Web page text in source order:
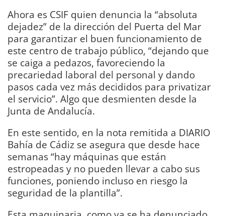
Ahora es CSIF quien denuncia la “absoluta
dejadez” de la dirección del Puerta del Mar
para garantizar el buen funcionamiento de
este centro de trabajo público, “dejando que
se caiga a pedazos, favoreciendo la
precariedad laboral del personal y dando
pasos cada vez más decididos para privatizar
el servicio”. Algo que desmienten desde la
Junta de Andalucía.
En este sentido, en la nota remitida a DIARIO
Bahía de Cádiz se asegura que desde hace
semanas “hay máquinas que están
estropeadas y no pueden llevar a cabo sus
funciones, poniendo incluso en riesgo la
seguridad de la plantilla”.